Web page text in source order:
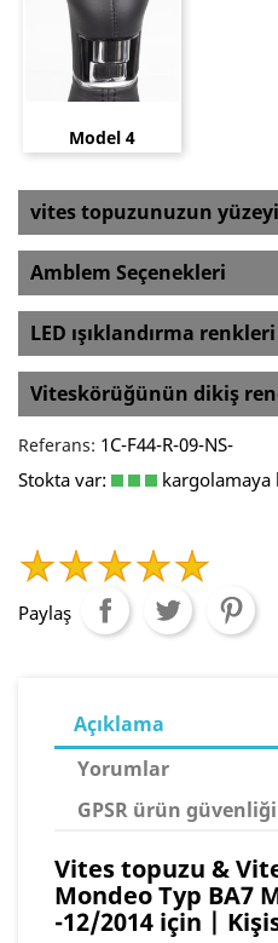
Model 4
vites topuzunuzun
Amblem Seçenekleri
LED ışıklandırma renkleri
Viteskörüğünün dikiş
Referans: 1C-F44-R-09-NS-
Stokta var:
kargolamaya
Paylaş
Açıklama
Yorumlar
GPSR ürün güvenliği
Vites topuzu &
Mondeo Typ BA7
-12/2014 için |